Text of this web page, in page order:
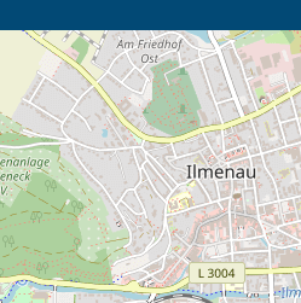
Öffnet die Anfahrtsbeschreibung in